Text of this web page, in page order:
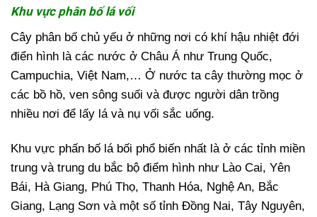
Khu vực phân bố lá vối
Cây phân bố chủ yếu ở những nơi có khí hậu nhiệt đới
điển hình là các nước ở Châu Á như Trung Quốc,
Campuchia, Việt Nam,… Ở nước ta cây thường mọc ở
các bồ hồ, ven sông suối và được người dân trồng
nhiều nơi để lấy lá và nụ vối sắc uống.
Khu vực phấn bố lá bối phổ biến nhất là ở các tỉnh miền
trung và trung du bắc bộ điểm hình như Lào Cai, Yên
Bái, Hà Giang, Phú Thọ, Thanh Hóa, Nghệ An, Bắc
Giang, Lạng Sơn và một số tỉnh Đồng Nai, Tây Nguyên,